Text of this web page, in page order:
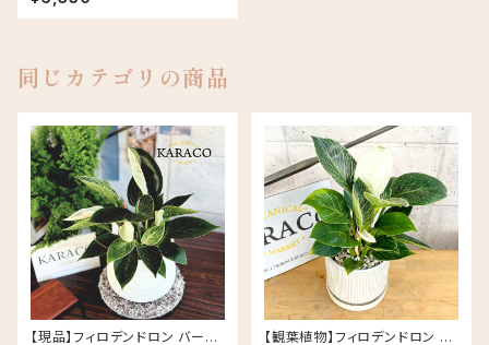
ブルー
同じカテゴリの商品
【現品】フィロデンドロン バーキ
【観葉植物】フィロデンドロン バ